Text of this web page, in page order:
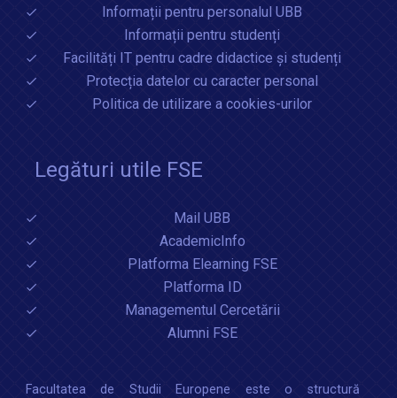
Informații pentru personalul UBB
Informații pentru studenți
Facilități IT pentru cadre didactice și studenți
Protecția datelor cu caracter personal
Politica de utilizare a cookies-urilor
Legături utile FSE
Mail UBB
AcademicInfo
Platforma Elearning FSE
Platforma ID
Managementul Cercetării
Alumni FSE
Facultatea de Studii Europene este o structură